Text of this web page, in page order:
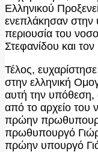
Ελληνικού
ενεπλάκησαν στην
περιουσία του
Στεφανίδου και
Τέλος,
στην ελληνική
αυτή την υπόθεση,
από το αρχείο του
πρώην
πρωθυπουργό
πρώην υπουργό